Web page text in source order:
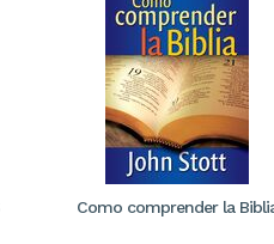
Como comprender la